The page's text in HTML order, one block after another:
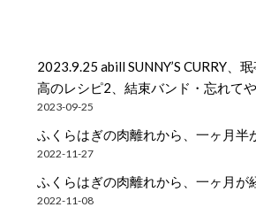
2023.9.25 abill SUNNY’S CURRY、
高のレシピ2、結束バンド・忘れて
2023-09-25
ふくらはぎの肉離れから、一ヶ月半
2022-11-27
ふくらはぎの肉離れから、一ヶ月が
2022-11-08